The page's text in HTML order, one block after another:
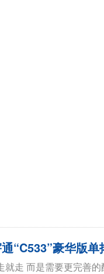
“C533”豪华版
走 而是需要更完善